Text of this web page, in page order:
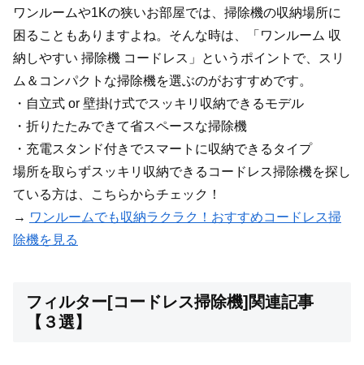
ワンルームや1Kの狭いお部屋では、掃除機の収納場所に
困ることもありますよね。そんな時は、「ワンルーム 収
納しやすい 掃除機 コードレス」というポイントで、スリ
ム＆コンパクトな掃除機を選ぶのがおすすめです。
・自立式 or 壁掛け式でスッキリ収納できるモデル
・折りたたみできて省スペースな掃除機
・充電スタンド付きでスマートに収納できるタイプ
場所を取らずスッキリ収納できるコードレス掃除機を探し
ている方は、こちらからチェック！
→ ワンルームでも収納ラクラク！おすすめコードレス掃
除機を見る
フィルター[コードレス掃除機]関連記事
【３選】